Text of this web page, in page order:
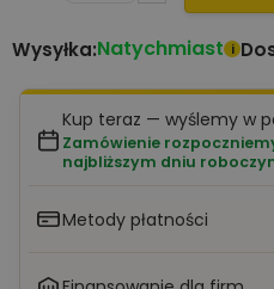
Wysyłka:Natychmiast i
Kup teraz — wyślemy w
Zamówienie
najbliższym dniu
Metody płatności